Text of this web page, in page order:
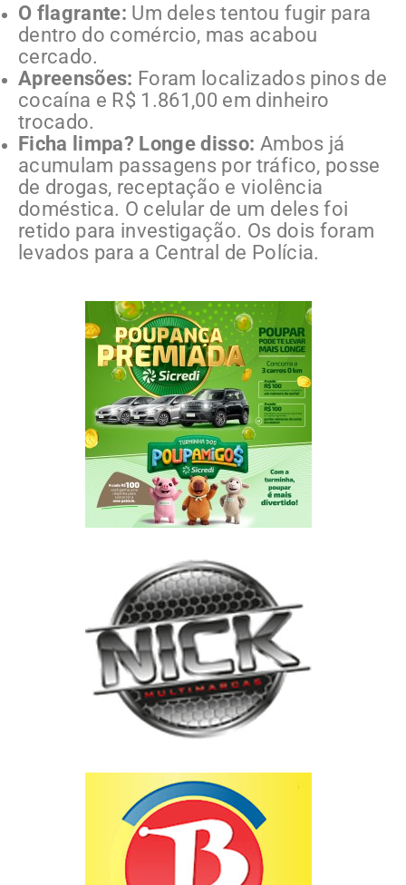
O flagrante: Um deles tentou fugir para
dentro do comércio, mas acabou
cercado.
Apreensões: Foram localizados pinos de
cocaína e R$ 1.861,00 em dinheiro
trocado.
Ficha limpa? Longe disso: Ambos já
acumulam passagens por tráfico, posse
de drogas, receptação e violência
doméstica. O celular de um deles foi
retido para investigação. Os dois foram
levados para a Central de Polícia.